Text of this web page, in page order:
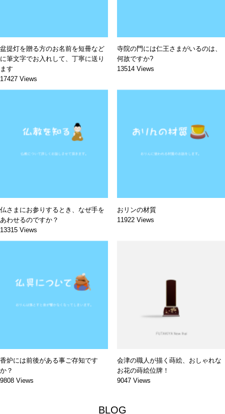
盆提灯を贈る方のお名前を短冊など
に筆文字でお入れして、丁寧に送り
ます
17427 Views
寺院の門には仁王さまがいるのは、
何故ですか?
13514 Views
仏さまにお参りするとき、なぜ手を
あわせるのですか？
13315 Views
おリンの材質
11922 Views
香炉には前後がある事ご存知です
か？
9808 Views
会津の職人が描く蒔絵、おしゃれな
お花の蒔絵位牌！
9047 Views
BLOG